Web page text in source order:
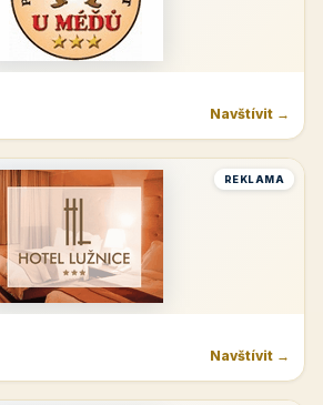
Navštívit →
REKLAMA
Navštívit →